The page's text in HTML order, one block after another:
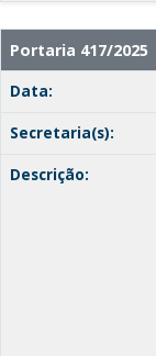
Portaria 417/2025
Data:
Secretaria(s):
Descrição: